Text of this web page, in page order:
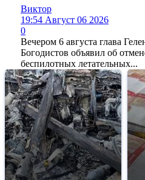
Виктор
19:54 Август 06 2026
0
Вечером 6 августа глава
Богодистов объявил об
беспилотных летательных...